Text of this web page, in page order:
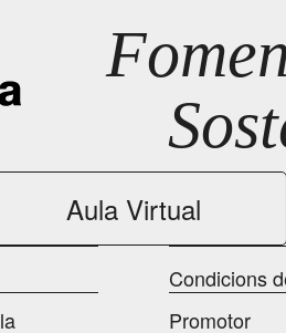
Aula Virtual
Condicions
Promotor